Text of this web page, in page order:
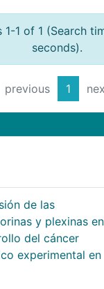
1-1 of 1 (Search
seconds).
previous 1
de las
y plexinas
del cáncer
experimental en